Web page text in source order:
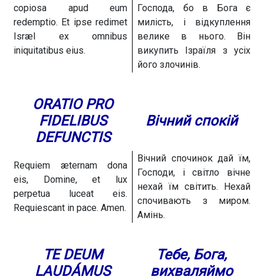
copiosa apud eum
redemptio. Et ipse redimet
Isræl ex omnibus
iniquitatibus eius.
Господа, бо в Бога є
милість, і відкуплення
велике в нього. Він
викупить Ізраїля з усіх
його злочинів.
ORATIO PRO
FIDELIBUS
DEFUNCTIS
Вічний спокій
Requiem æternam dona
eis, Domine, et lux
perpetua luceat eis.
Requiescant in pace. Amen.
Вічний спочинок дай їм,
Господи, і світло вічне
нехай їм світить. Нехай
спочивають з миром.
Амінь.
TE DEUM
LAUDÁMUS
Тебе, Бога,
вихваляймо